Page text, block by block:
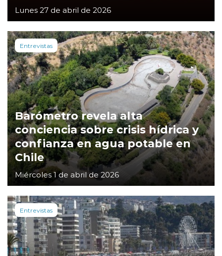
Lunes 27 de abril de 2026
Entrevistas
Barómetro revela alta
conciencia sobre crisis hídrica y
confianza en agua potable en
Chile
Miércoles 1 de abril de 2026
Entrevistas